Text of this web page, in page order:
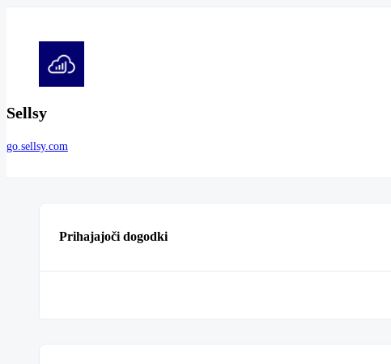
Sellsy
go.sellsy.com
Prihajajoči dogodki